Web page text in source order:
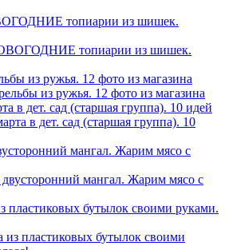
топиарии из шишек.
из ружья. 12 фото из магазина
в дет. сад (старшая группа). 10 идей
мангал. Жарим мясо с
пластиковых бутылок своими руками.